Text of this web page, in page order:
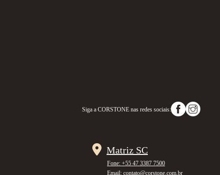
Siga a CORSTONE nas redes sociais:
Matriz SC
Fone: +55 47 3387 7500
Email: contato@corstone.com.br